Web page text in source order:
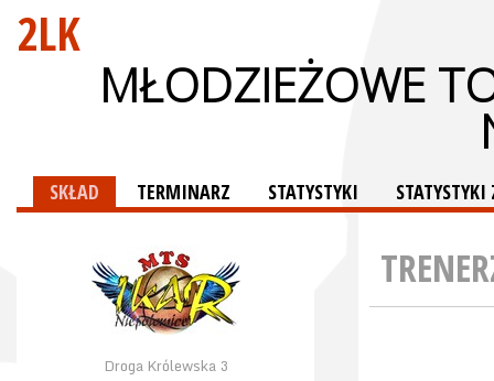
2LK
MŁODZIEŻOWE
SKŁAD TERMINARZ STATYSTYKI
Droga Królewska 3